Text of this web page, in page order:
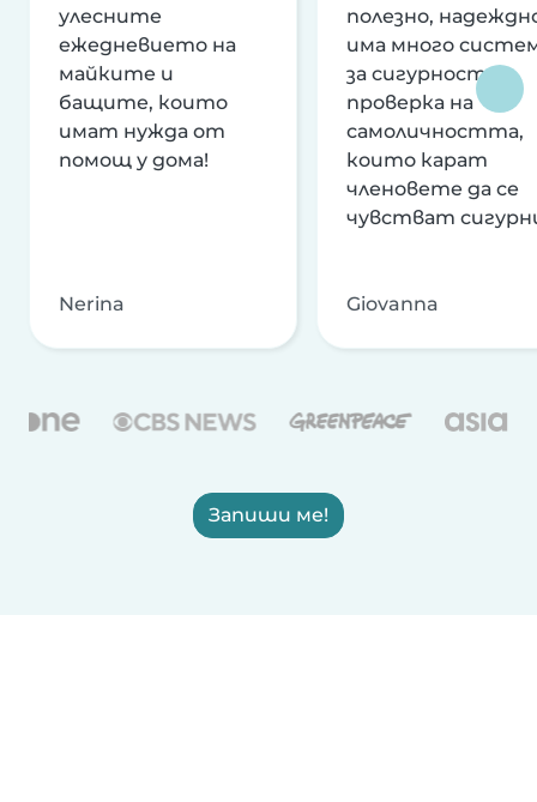
улесните
ежедневието на
майките и
бащите, които
имат нужда от
помощ у дома!
Nerina
полезно,
има много
за сигурност и
проверка на
самоличността,
които карат
членовете да се
чувстват
Giovanna
Запиши ме!